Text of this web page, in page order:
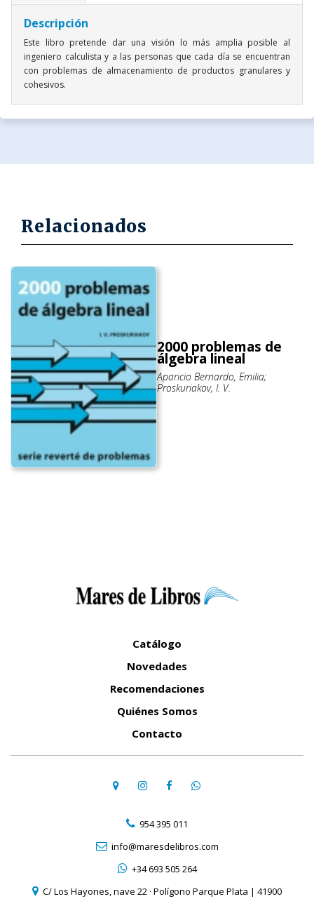
Descripción
Este libro pretende dar una visión lo más amplia posible al
ingeniero calculista y a las personas que cada día se encuentran
con problemas de almacenamiento de productos granulares y
cohesivos.
Relacionados
2000 problemas de
álgebra lineal
Aparicio Bernardo, Emilia;
Proskuriakov, I. V.
Catálogo
Novedades
Recomendaciones
Quiénes Somos
Contacto
954 395 011
info@maresdelibros.com
+34 693 505 264
C/ Los Hayones, nave 22 · Polígono Parque Plata | 41900